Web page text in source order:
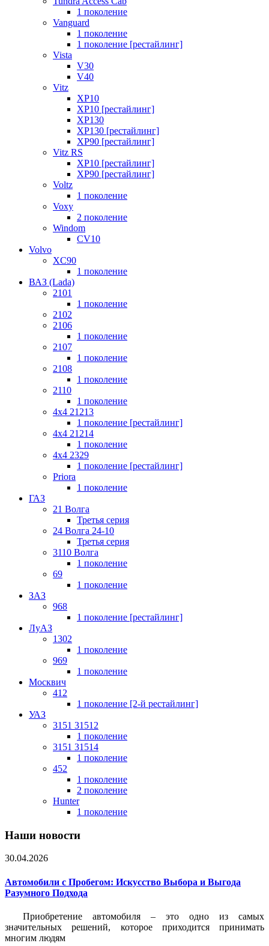
1 поколение
Vanguard
1 поколение
1 поколение [рестайлинг]
Vista
V30
V40
Vitz
XP10
XP10 [рестайлинг]
XP130
XP130 [рестайлинг]
XP90 [рестайлинг]
Vitz RS
XP10 [рестайлинг]
XP90 [рестайлинг]
Voltz
1 поколение
Voxy
2 поколение
Windom
СV10
Volvo
XC90
1 поколение
ВАЗ (Lada)
2101
1 поколение
2102
2106
1 поколение
2107
1 поколение
2108
1 поколение
2110
1 поколение
4x4 21213
1 поколение [рестайлинг]
4x4 21214
1 поколение
4x4 2329
1 поколение [рестайлинг]
Priora
1 поколение
ГАЗ
21 Волга
Третья серия
24 Волга 24-10
Третья серия
3110 Волга
1 поколение
69
1 поколение
ЗАЗ
968
1 поколение [рестайлинг]
ЛуАЗ
1302
1 поколение
969
1 поколение
Москвич
412
1 поколение [2-й рестайлинг]
УАЗ
3151 31512
1 поколение
3151 31514
1 поколение
452
1 поколение
2 поколение
Hunter
1 поколение
Наши новости
30.04.2026
Автомобили с Пробегом: Искусство Выбора и Выгода
Разумного Подхода
Приобретение автомобиля – это одно из самых
значительных решений, которое приходится принимать
многим людям